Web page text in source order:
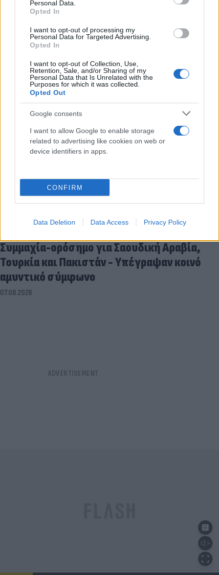
Personal Data.
Opted In
I want to opt-out of processing my
Personal Data for Targeted Advertising.
Opted In
I want to opt-out of Collection, Use,
Retention, Sale, and/or Sharing of my
Personal Data that Is Unrelated with the
Purposes for which it was collected.
Opted Out
Google consents
I want to allow Google to enable storage
related to advertising like cookies on web or
device identifiers in apps.
CONFIRM
Data Deletion Data Access Privacy Policy
FLASH FOCUS
Συμμαχία-ορόσημο για Σαουδική Αραβία,
Τουρκία και Πακιστάν - Υπέγραψαν κοινό
αμυντικό σύμφωνο
07.08.2026